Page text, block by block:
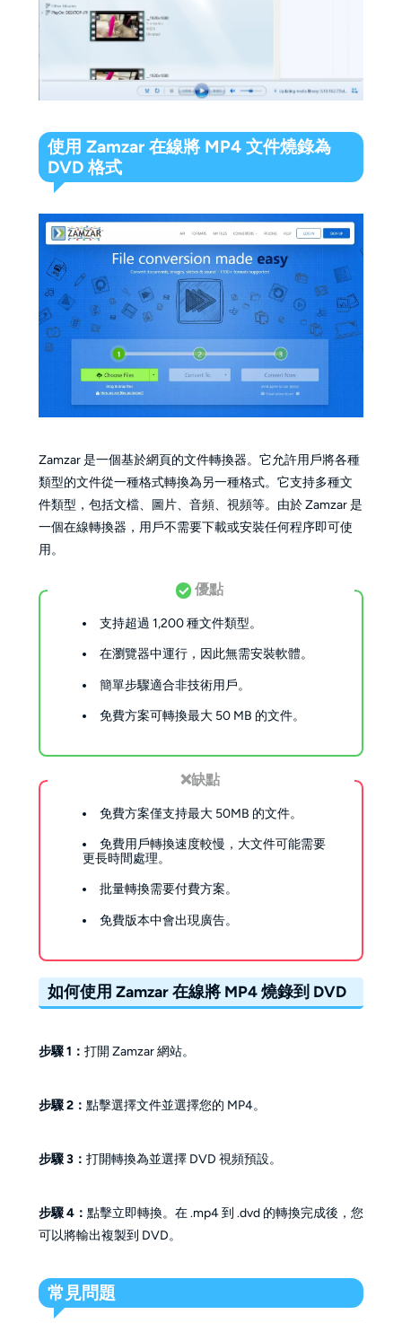
使用 Zamzar 在線將 MP4 文件燒錄為
DVD 格式
Zamzar 是一個基於網頁的文件轉換器。它允許用戶將各種
類型的文件從一種格式轉換為另一種格式。它支持多種文
件類型，包括文檔、圖片、音頻、視頻等。由於 Zamzar 是
一個在線轉換器，用戶不需要下載或安裝任何程序即可使
用。
優點
支持超過 1,200 種文件類型。
在瀏覽器中運行，因此無需安裝軟體。
簡單步驟適合非技術用戶。
免費方案可轉換最大 50 MB 的文件。
❌缺點
免費方案僅支持最大 50MB 的文件。
免費用戶轉換速度較慢，大文件可能需要
更長時間處理。
批量轉換需要付費方案。
免費版本中會出現廣告。
如何使用 Zamzar 在線將 MP4 燒錄到 DVD
步驟 1： 打開 Zamzar 網站。
步驟 2： 點擊選擇文件並選擇您的 MP4。
步驟 3： 打開轉換為並選擇 DVD 視頻預設。
步驟 4： 點擊立即轉換。在 .mp4 到 .dvd 的轉換完成後，您
可以將輸出複製到 DVD。
常見問題